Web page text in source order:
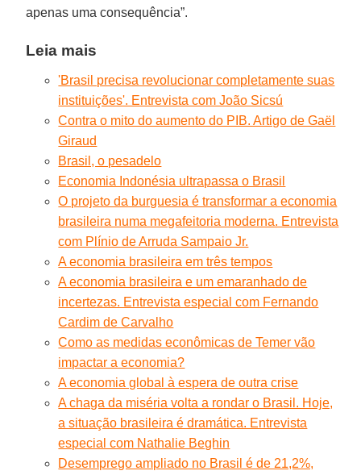
apenas uma consequência”.
Leia mais
'Brasil precisa revolucionar completamente suas
instituições'. Entrevista com João Sicsú
Contra o mito do aumento do PIB. Artigo de Gaël
Giraud
Brasil, o pesadelo
Economia Indonésia ultrapassa o Brasil
O projeto da burguesia é transformar a economia
brasileira numa megafeitoria moderna. Entrevista
com Plínio de Arruda Sampaio Jr.
A economia brasileira em três tempos
A economia brasileira e um emaranhado de
incertezas. Entrevista especial com Fernando
Cardim de Carvalho
Como as medidas econômicas de Temer vão
impactar a economia?
A economia global à espera de outra crise
A chaga da miséria volta a rondar o Brasil. Hoje,
a situação brasileira é dramática. Entrevista
especial com Nathalie Beghin
Desemprego ampliado no Brasil é de 21,2%,